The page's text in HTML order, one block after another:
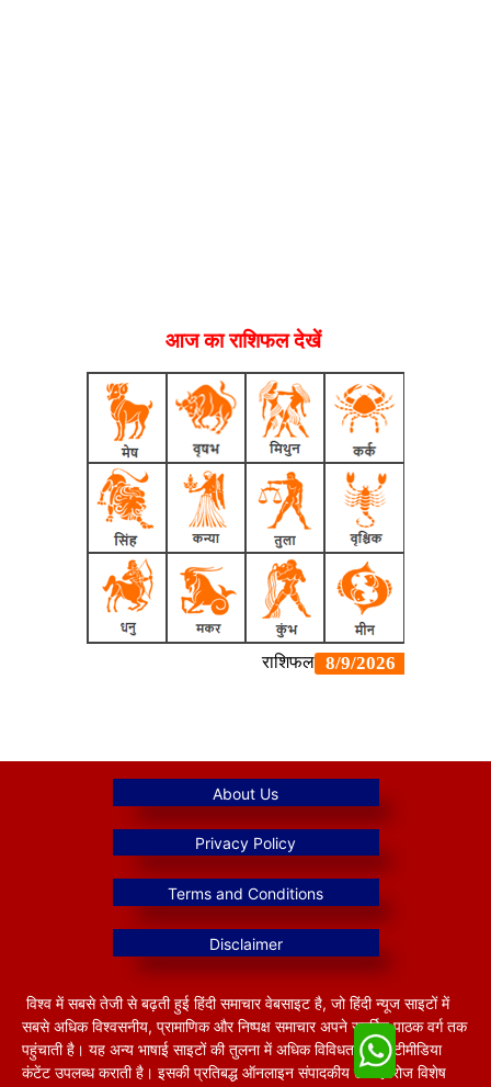
आज का राशिफल देखें
विश्व में सबसे तेजी से बढ़ती हुई हिंदी समाचार वेबसाइट है, जो हिंदी न्यूज साइटों में
सबसे अधिक विश्वसनीय, प्रामाणिक और निष्पक्ष समाचार अपने समर्पित पाठक वर्ग तक
पहुंचाती है। यह अन्य भाषाई साइटों की तुलना में अधिक विविधतापूर्ण मल्टीमीडिया
कंटेंट उपलब्ध कराती है। इसकी प्रतिबद्ध ऑनलाइन संपादकीय टीम हररोज विशेष